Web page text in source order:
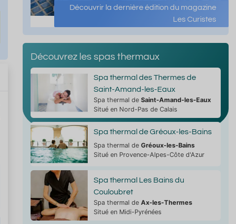
Découvrir la dernière édition du magazine
Les Curistes
Découvrez les spas thermaux
Spa thermal des Thermes de
Saint-Amand-les-Eaux
Spa thermal de Saint-Amand-les-Eaux
Situé en Nord-Pas de Calais
Spa thermal de Gréoux-les-Bains
Spa thermal de Gréoux-les-Bains
Situé en Provence-Alpes-Côte d'Azur
Spa thermal Les Bains du
Couloubret
Spa thermal de Ax-les-Thermes
Situé en Midi-Pyrénées